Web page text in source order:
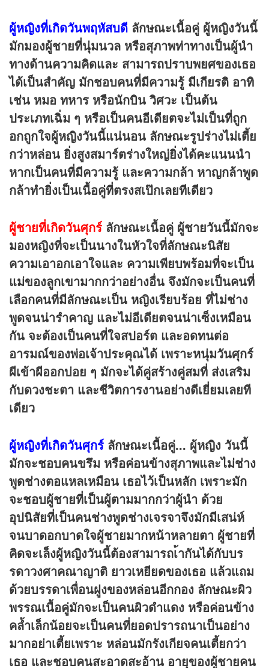
ผู้หญิงที่เกิดวันพฤหัสบดี ลักษณะเนื้อคู่ ผู้หญิงวันนี้
มักมองผู้ชายที่นุ่มนวล หรือสุภาพท่าทางเป็นผู้นำ
ทางด้านความคิดและ สามารถปราบพยศของเธอ
ได้เป็นสำคัญ มักชอบคนที่มีความรู้ มีเกียรติ อาทิ
เช่น หมอ ทหาร หรือนักบิน วิศวะ เป็นต้น
ประเภทเฉิ่ม ๆ หรือเป็นคนอีเดียตจะไม่เป็นที่ถูก
อกถูกใจผู้หญิงวันนี้แน่นอน ลักษณะรูปร่างไม่เตี้ย
กว่าหล่อน ยิ่งสูงสมาร์ตร่างใหญ่ยิ่งได้คะแนนนำ
หากเป็นคนที่มีความรู้ และความกล้า หาญกล้าพูด
กล้าทำยิ่งเป็นเนื้อคู่ที่ตรงสเป๊กเลยทีเดียว
ผู้ชายที่เกิดวันศุกร์ ลักษณะเนื้อคู่ ผู้ชายวันนี้มักจะ
มองหญิงที่จะเป็นนางในหัวใจที่ลักษณะนิสัย
ความเอาอกเอาใจและ ความเพียบพร้อมที่จะเป็น
แม่ของลูกเขามากกว่าอย่างอื่น จึงมักจะเป็นคนที่
เลือกคนที่มีลักษณะเป็น หญิงเรียบร้อย ที่ไม่ช่าง
พูดจนน่ารำคาญ และไม่อีเดียตจนน่าเซ็งเหมือน
กัน จะต้องเป็นคนที่ใจสปอร์ต และอดทนต่อ
อารมณ์ของพ่อเจ้าประคุณได้ เพราะหนุ่มวันศุกร์
ผีเข้าผีออกบ่อย ๆ มักจะได้คู่สร้างคู่สมที่ ส่งเสริม
กับดวงชะตา และชีวิตการงานอย่างดีเยี่ยมเลยที
เดียว
ผู้หญิงที่เกิดวันศุกร์ ลักษณะเนื้อคู่... ผู้หญิง วันนี้
มักจะชอบคนขรึม หรือค่อนข้างสุภาพและไม่ช่าง
พูดช่างตอแหลเหมือน เธอไว้เป็นหลัก เพราะมัก
จะชอบผู้ชายที่เป็นผู้ตามมากกว่าผู้นำ ด้วย
อุปนิสัยที่เป็นคนช่างพูดช่างเจรจาจึงมักมีเสน่ห์
จนบาดอกบาดใจผู้ชายมากหน้าหลายตา ผู้ชายที่
คิดจะเล็งผู้หญิงวันนี้ต้องสามารถเ้ากันได้กับบร
รดาวงศาคณาญาติ ยาวเหยียดของเธอ แล้วแถม
ด้วยบรรดาเพื่อนฝูงของหล่อนอีกกอง ลักษณะผิว
พรรณเนื้อคู่มักจะเป็นคนผิวดำแดง หรือค่อนข้าง
คล้ำเล็กน้อยจะเป็นคนที่ยอดปรารถนาเป็นอย่าง
มากอย่าเตี้ยเพราะ หล่อนมักรังเกียจคนเตี้ยกว่า
เธอ และชอบคนสะอาดสะอ้าน อายุของผู้ชายคน